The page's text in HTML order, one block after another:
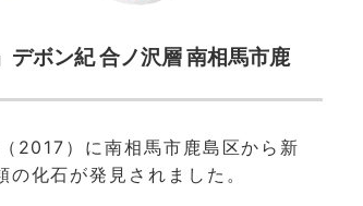
デボン紀 合ノ沢層 南相馬市鹿
2017）に南相馬市鹿島区から新
の化石が発見されました。